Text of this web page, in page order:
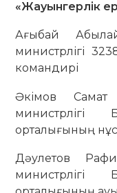
«Жауынгерлік
Ағыбай
министрлігі
командирі
Әкімов
министрлігі
орталығының
Дәулетов
министрлігі